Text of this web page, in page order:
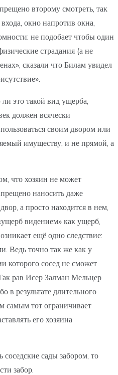
второму смотреть, так
окно напротив окна,
не подобает чтобы один
страдания (а не
сказали что Билам увидел
это такой вид ущерба,
должен всячески
своим двором или
имуществу, и не прямой, а
что хозяин не может
наносить даже
а просто находится в нем,
видением» как ущерб,
ещё одно следствие:
Ведь точно так же как у
которого сосед не сможет
рав Исер Залман Мельцер
в результате длительного
самым тот ограничивает
его хозяина
сады забором, то
забор.